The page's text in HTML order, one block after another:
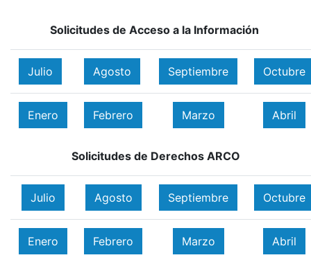
Solicitudes de Acceso a la Información
Julio Agosto Septiembre Octubre
Enero Febrero Marzo Abril
Solicitudes de Derechos ARCO
Julio Agosto Septiembre Octubre
Enero Febrero Marzo Abril